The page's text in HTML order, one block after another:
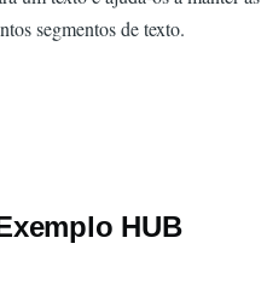
segmentos de texto.
HUB